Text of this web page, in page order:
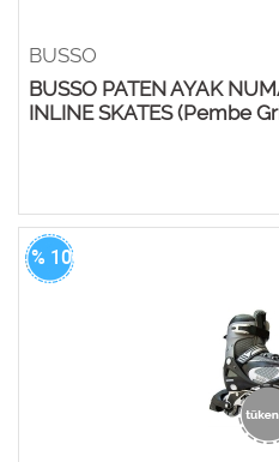
BUSSO
BUSSO PATEN AYAK
INLINE SKATES (Pembe
% 100